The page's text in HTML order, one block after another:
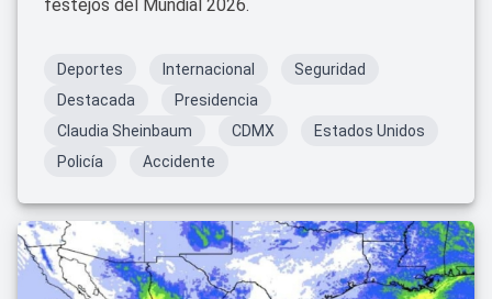
festejos del Mundial 2026.
Deportes Internacional
Seguridad
Destacada
Presidencia
Claudia Sheinbaum
CDMX
Estados Unidos
Policía
Accidente